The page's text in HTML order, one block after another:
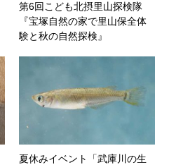
第6回こども北摂里山探検隊
『宝塚自然の家で里山保全体
験と秋の自然探検』
夏休みイベント「武庫川の生